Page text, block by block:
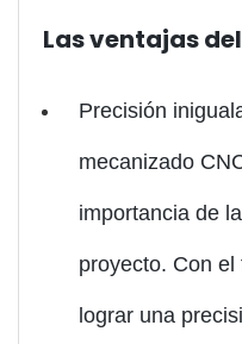
Las ventajas
Precisión
mecanizado
importancia de
proyecto. Con
lograr una